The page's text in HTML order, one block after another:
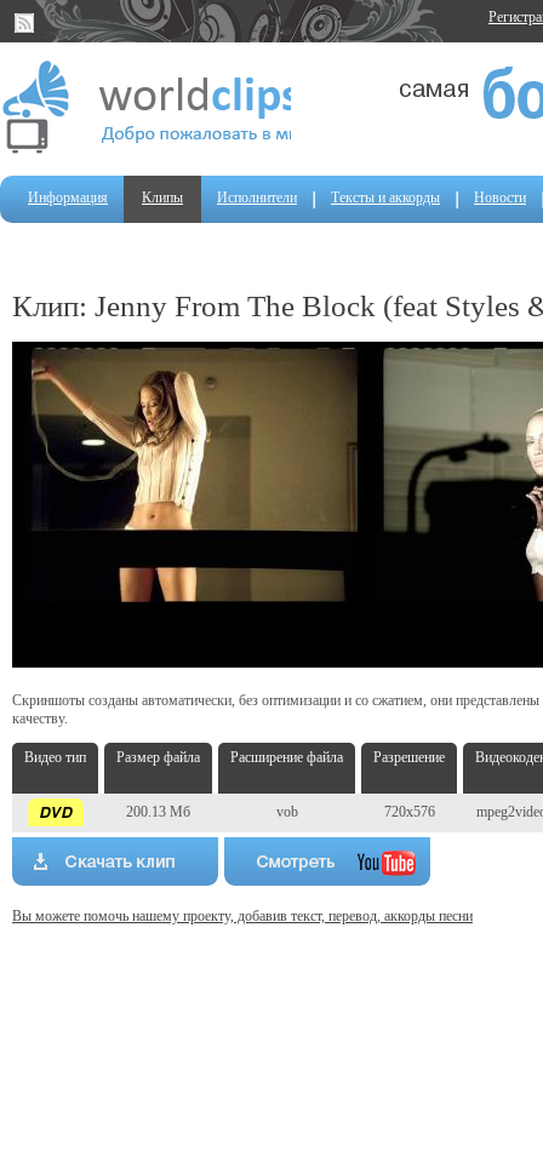
Информация Клипы Исполнители Тексты и аккорды Новости
Клип: Jenny From The Block (feat Styles
Скриншоты созданы автоматически, без оптимизации и со сжатием, они
качеству.
Видео тип Размер файла Расширение файла Разрешение
200.13 Мб vob 720x576
Вы можете помочь нашему проекту, добавив текст, перевод, аккорды песни